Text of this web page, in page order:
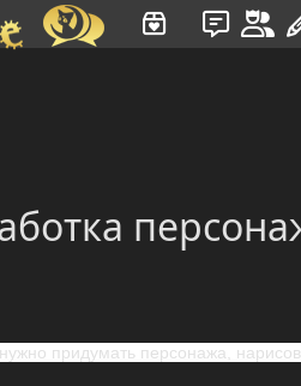
придумать персонажа,